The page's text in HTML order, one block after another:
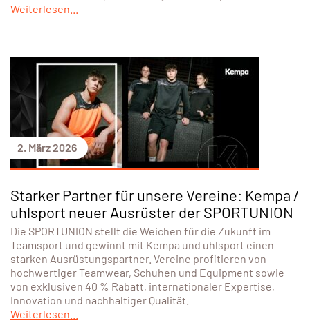
Weiterlesen...
2. März 2026
Starker Partner für unsere Vereine: Kempa /
uhlsport neuer Ausrüster der SPORTUNION
Die SPORTUNION stellt die Weichen für die Zukunft im
Teamsport und gewinnt mit Kempa und uhlsport einen
starken Ausrüstungspartner. Vereine profitieren von
hochwertiger Teamwear, Schuhen und Equipment sowie
von exklusiven 40 % Rabatt, internationaler Expertise,
Innovation und nachhaltiger Qualität.
Weiterlesen...